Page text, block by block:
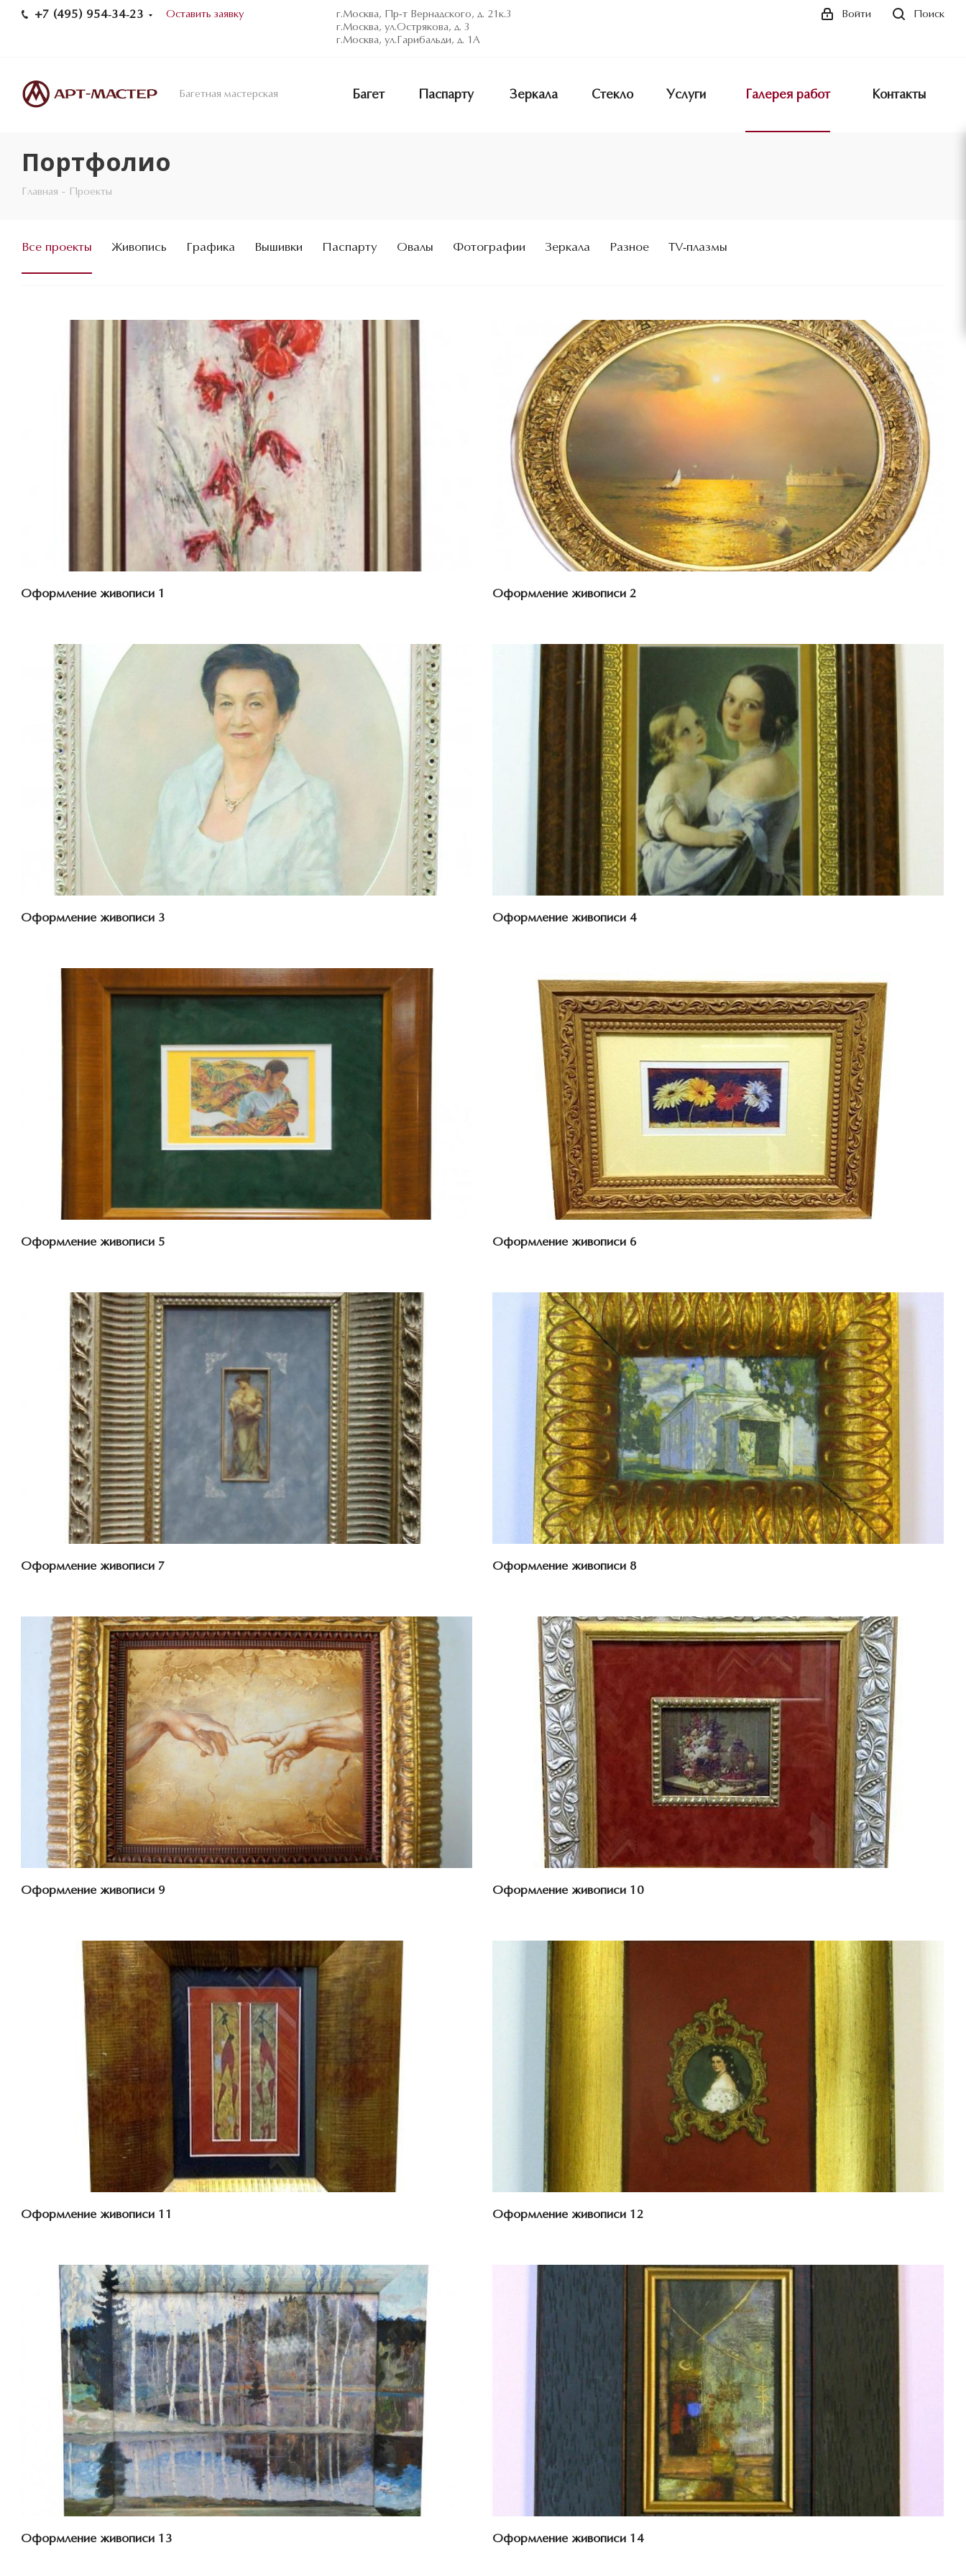
+7 (495) 954-34-23 Оставить заявку
г.Москва, Пр-т Вернадского, д. 21к.3
г.Москва, ул.Острякова, д. 3
г.Москва, ул.Гарибальди, д. 1А
Поиск
Войти
Багетная мастерская Багет Паспарту Зеркала Стекло Услуги Галерея работ Контакты
Портфолио
Главная - Проекты
Все проекты Живопись Графика Вышивки Паспарту Овалы Фотографии Зеркала Разное TV-плазмы
Смотреть проект
Оформление живописи 1 Оформление живописи 2
Смотреть проект
Оформление живописи 3
Смотреть проект
Оформление живописи 4
Смотреть проект
Оформление живописи 5
Смотреть проект
Оформление живописи 6
Смотреть проект
Оформление живописи 7
Смотреть проект
Оформление живописи 8
Смотреть проект
Оформление живописи 9
Смотреть проект
Оформление живописи 10
Смотреть проект
Оформление живописи 11
Смотреть проект
Оформление живописи 12
Смотреть проект
Оформление живописи 13
Смотреть проект
Оформление живописи 14